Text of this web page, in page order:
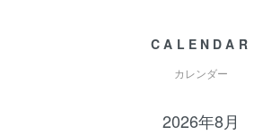
CALENDAR
カレンダー
2026年8月